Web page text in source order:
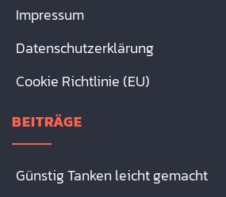
Impressum
Datenschutzerklärung
Cookie Richtlinie (EU)
BEITRÄGE
Günstig Tanken leicht gemacht